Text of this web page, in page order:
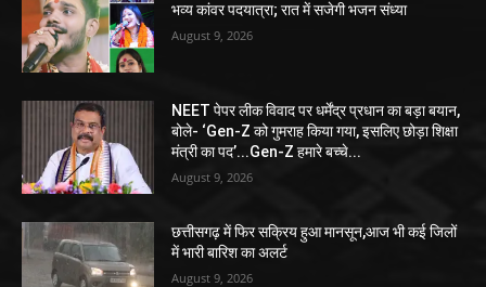
भव्य कांवर पदयात्रा; रात में सजेगी भजन संध्या
August 9, 2026
NEET पेपर लीक विवाद पर धर्मेंद्र प्रधान का बड़ा बयान,
बोले- ‘Gen-Z को गुमराह किया गया, इसलिए छोड़ा शिक्षा
मंत्री का पद’...Gen-Z हमारे बच्चे...
August 9, 2026
छत्तीसगढ़ में फिर सक्रिय हुआ मानसून,आज भी कई जिलों
में भारी बारिश का अलर्ट
August 9, 2026